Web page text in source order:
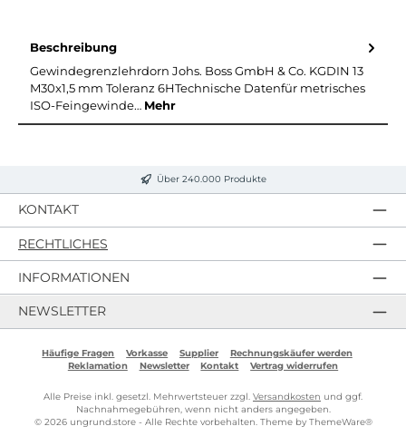
Beschreibung
Gewindegrenzlehrdorn Johs. Boss GmbH & Co. KGDIN 13
M30x1,5 mm Toleranz 6HTechnische Datenfür metrisches
ISO-Feingewinde… Mehr
Über 240.000 Produkte
KONTAKT
RECHTLICHES
INFORMATIONEN
NEWSLETTER
Häufige Fragen Vorkasse Supplier
Rechnungskäufer werden
Reklamation
Newsletter Kontakt Vertrag widerrufen
Alle Preise inkl. gesetzl. Mehrwertsteuer zzgl. Versandkosten und ggf.
Nachnahmegebühren, wenn nicht anders angegeben.
© 2026 ungrund.store - Alle Rechte vorbehalten. Theme by ThemeWare®